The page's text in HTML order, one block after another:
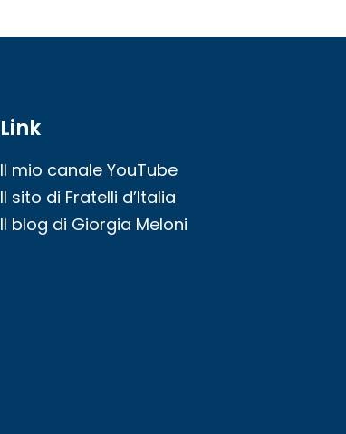
Link
Il mio canale YouTube
Il sito di Fratelli d’Italia
Il blog di Giorgia Meloni